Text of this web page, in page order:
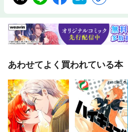
あわせてよく買われている本